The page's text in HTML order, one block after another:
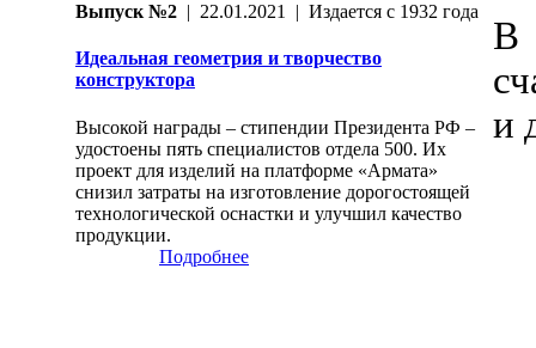
Выпуск №2 | 22.01.2021 | Издается с 1932 года
Идеальная геометрия и творчество
конструктора
Высокой награды – стипендии Президента РФ –
удостоены пять специалистов отдела 500. Их
проект для изделий на платформе «Армата»
снизил затраты на изготовление дорогостоящей
технологической оснастки и улучшил качество
продукции.
Подробнее
В
и